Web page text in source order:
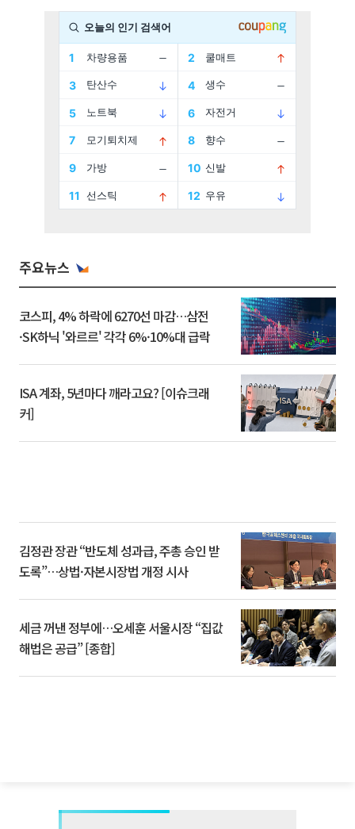
주요뉴스
코스피, 4% 하락에 6270선 마감…삼전
·SK하닉 '와르르' 각각 6%·10%대 급락
ISA 계좌, 5년마다 깨라고요? [이슈크래
커]
김정관 장관 “반도체 성과급, 주총 승인 받
도록”…상법·자본시장법 개정 시사
세금 꺼낸 정부에…오세훈 서울시장 “집값
해법은 공급” [종합]